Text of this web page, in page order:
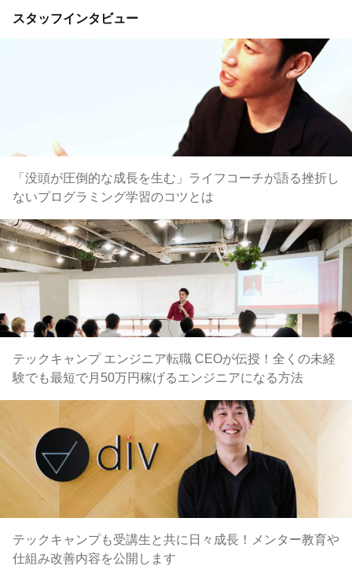
スタッフインタビュー
「没頭が圧倒的な成長を生む」ライフコーチが語る挫折し
ないプログラミング学習のコツとは
テックキャンプ エンジニア転職 CEOが伝授！全くの未経
験でも最短で月50万円稼げるエンジニアになる方法
テックキャンプも受講生と共に日々成長！メンター教育や
仕組み改善内容を公開します